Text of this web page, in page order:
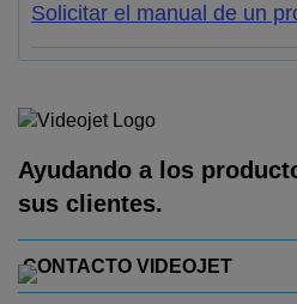
Solicitar el manual de un
Ayudando a los
sus clientes.
CONTACTO VIDEOJET